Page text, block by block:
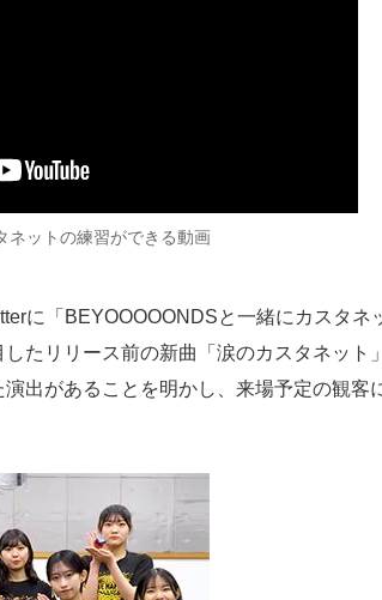
ネットの練習ができる動画
に「BEYOOOOONDSと一緒にカスタネ
たリリース前の新曲「涙のカスタネット
演出があることを明かし、来場予定の観客